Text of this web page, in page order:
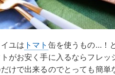
ユは トマト 缶を使うもの…！
がお安く手に入るならフレ
けで出来るのでとっても簡単